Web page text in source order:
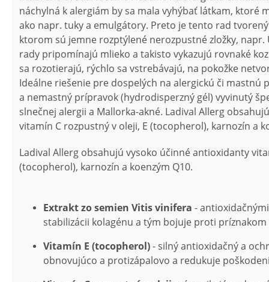
náchylná k alergiám by sa mala vyhýbať látkam, ktoré
ako napr. tuky a emulgátory. Preto je tento rad
ktorom sú jemne rozptýlené nerozpustné zložky,
rady pripomínajú mlieko a takisto vykazujú rovnaké
sa rozotierajú, rýchlo sa vstrebávajú, na pokožke
Ideálne riešenie pre dospelých na alergickú či mastnú
a nemastný prípravok (hydrodisperzný gél) vyvinutý
slnečnej alergii a Mallorka-akné. Ladival Allerg
vitamín C rozpustný v oleji, E (tocopherol), karnozín a
Ladival Allerg obsahujú vysoko účinné antioxidanty
(tocopherol), karnozín a koenzým Q10.
Extrakt zo semien Vitis vinifera -
stabilizácii kolagénu a tým bojuje proti
Vitamín E (tocopherol)- silný antioxidačný a
obnovujúco a protizápalovo a redukuje